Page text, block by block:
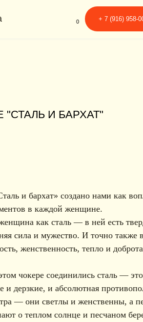
+ 7 (916) 958-00-78
"СТАЛЬ И БАРХАТ"
и бархат» создано нами как
в каждой женщине.
как сталь — в ней есть
сила и мужество. И точно
женственность, тепло и
чокере соединились сталь —
и дерзкие, и абсолютная
— они светлы и женственны, а
о теплом солнце и песчаном